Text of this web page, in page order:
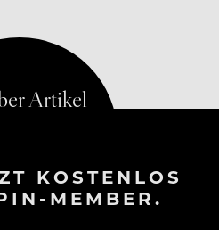
KOSTENLOS
MEMBER.